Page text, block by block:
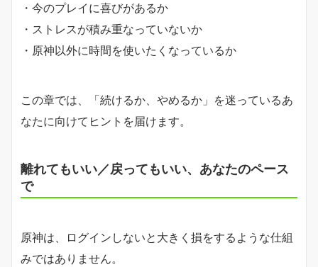
・今のプレイに喜びがあるか
・ストレスが積み重なっていないか
・原神以外に時間を使いたくなっているか
この章では、「続けるか、やめるか」を迷っているあ
なたに向けてヒントを届けます。
離れてもいい／戻ってもいい、あなたのペース
で
原神は、ログインしないと大きく損をするような仕組
みではありません。